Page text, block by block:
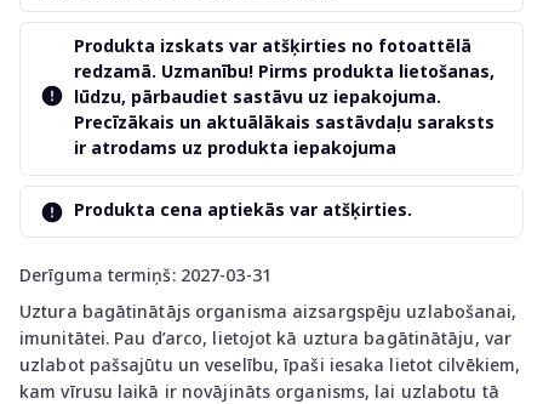
Derīguma termiņš: 2027-03-31
Uztura bagātinātājs organisma aizsargspēju uzlabošanai,
imunitātei. Pau d’arco, lietojot kā uztura bagātinātāju, var
uzlabot pašsajūtu un veselību, īpaši iesaka lietot cilvēkiem,
kam vīrusu laikā ir novājināts organisms, lai uzlabotu tā
Produkta izskats var atšķirties no fotoattēlā
redzamā. Uzmanību! Pirms produkta lietošanas,
lūdzu, pārbaudiet sastāvu uz iepakojuma.
Precīzākais un aktuālākais sastāvdaļu saraksts
ir atrodams uz produkta iepakojuma
Produkta cena aptiekās var atšķirties.